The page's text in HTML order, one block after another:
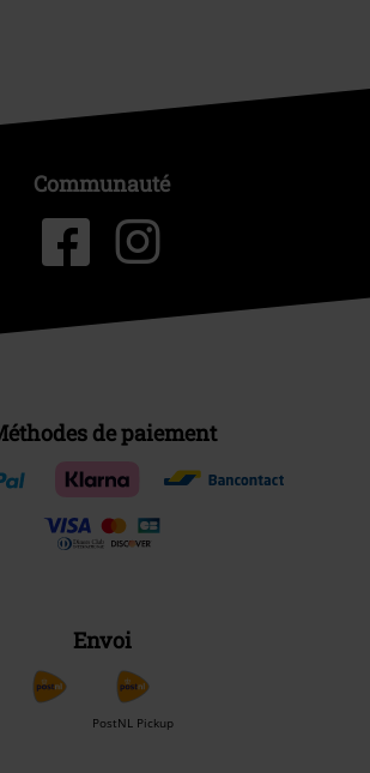
Communauté
de paiement
Envoi
PostNL Pickup